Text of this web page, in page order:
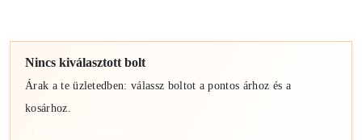
Nincs kiválasztott bolt
Árak a te üzletedben: válassz boltot a pontos árhoz és a
kosárhoz.